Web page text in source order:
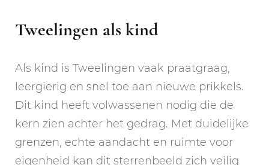
Tweelingen als kind
Als kind is Tweelingen vaak praatgraag,
leergierig en snel toe aan nieuwe prikkels.
Dit kind heeft volwassenen nodig die de
kern zien achter het gedrag. Met duidelijke
grenzen, echte aandacht en ruimte voor
eigenheid kan dit sterrenbeeld zich veilig